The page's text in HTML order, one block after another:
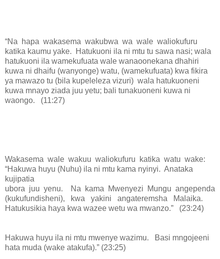
“Na hapa wakasema wakubwa wa wale waliokufuru
katika kaumu yake. Hatukuoni ila ni mtu tu sawa nasi; wala
hatukuoni ila wamekufuata wale wanaoonekana dhahiri
kuwa ni dhaifu (wanyonge) watu, (wamekufuata) kwa fikira
ya mawazo tu (bila kupeleleza vizuri) wala hatukuoneni
kuwa mnayo ziada juu yetu; bali tunakuoneni kuwa ni
waongo. (11:27)
Wakasema wale wakuu waliokufuru katika watu wake:
“Hakuwa huyu (Nuhu) ila ni mtu kama nyinyi. Anataka
kujipatia
ubora juu yenu. Na kama Mwenyezi Mungu angependa
(kukufundisheni), kwa yakini angateremsha Malaika.
Hatukusikia haya kwa wazee wetu wa mwanzo.” (23:24)
Hakuwa huyu ila ni mtu mwenye wazimu. Basi mngojeeni
hata muda (wake atakufa).” (23:25)